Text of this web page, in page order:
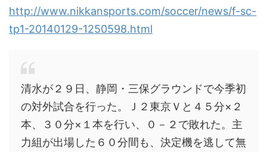
http://www.nikkansports.com/soccer/news/f-sc-
tp1-20140129-1250598.html
清水が２９日、静岡・三保グラウンドで今季初
の対外試合を行った。Ｊ２東京Ｖと４５分×２
本、３０分×１本を行い、０－２で敗れた。主
力組が出場した６０分間も、決定機を逃して無